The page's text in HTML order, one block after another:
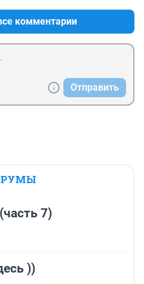
комментарии
Отправить
7)
))